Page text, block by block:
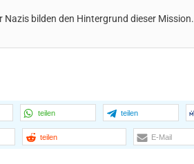
bilden den Hintergrund dieser Mission.
teilen teilen
teilen E-Mail